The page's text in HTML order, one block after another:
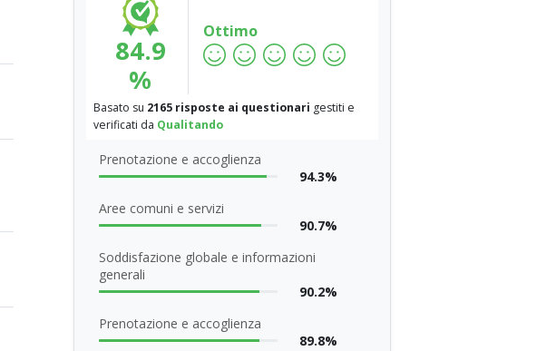
84.9
%
Ottimo
Basato su 2165 risposte ai questionari gestiti e
verificati da Qualitando
Prenotazione e accoglienza
94.3%
Aree comuni e servizi
90.7%
Soddisfazione globale e informazioni
generali
90.2%
Prenotazione e accoglienza
89.8%